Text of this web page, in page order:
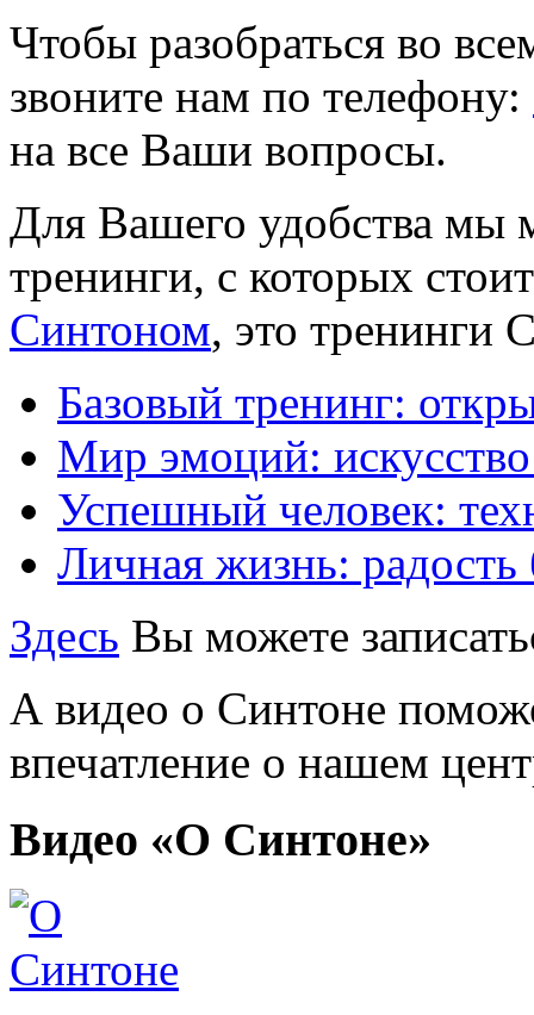
Чтобы разобраться во
звоните нам по телефону:
на все Ваши вопросы.
Для Вашего удобства мы
тренинги, с которых
Синтоном, это тренинги
Базовый тренинг:
Мир эмоций: искусство
Успешный человек:
Личная жизнь:
Здесь Вы можете
А видео о Синтоне
впечатление о нашем
Видео «О Синтоне»